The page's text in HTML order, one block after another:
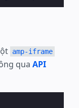
amp-iframe
qua API